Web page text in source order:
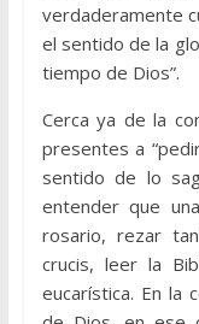
verdaderamente
el sentido de la
tiempo de Dios”.
Cerca ya de la
presentes a
sentido de lo
entender que
rosario, rezar
crucis, leer la
eucarística. En la